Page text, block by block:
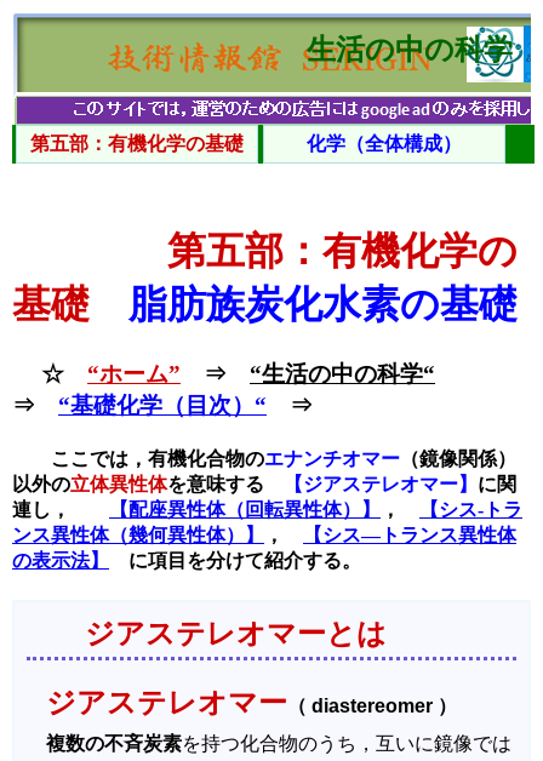
生活の中の科学
第五部：有機化学の基礎 化学（全体構成）
第五部：有機化学の
基礎 脂肪族炭化水素の基礎
☆ “ホーム” ⇒ “生活の中の科学“
⇒ “基礎化学（目次）“ ⇒
ここでは，有機化合物のエナンチオマー （鏡像関係）
以外の立体異性体を意味する 【ジアステレオマー】 に関
連し，
【配座異性体（回転異性体）】 ，
【シス‐トラ
ンス異性体（幾何異性体）】
，
【シス―トランス異性体
の表示法】
に項目を分けて紹介する。
ジアステレオマーとは
ジアステレオマー （ diastereomer ）
複数の不斉炭素を持つ化合物のうち，互いに鏡像では